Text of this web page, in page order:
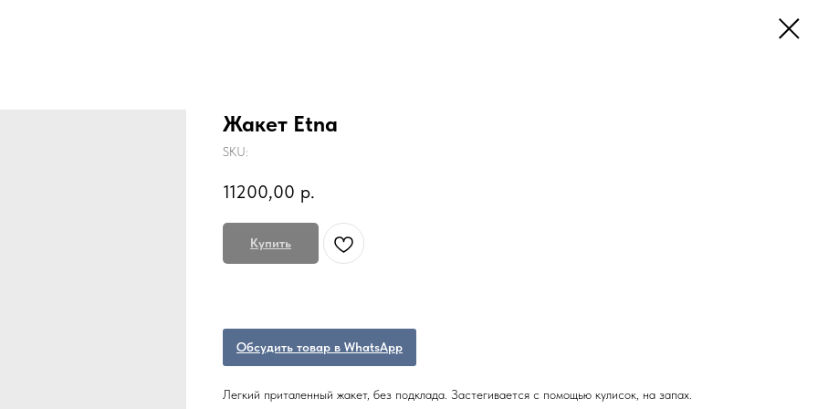
Жакет Etna
SKU:
11200,00 р.
Купить
Обсудить товар в WhatsApp
Легкий приталенный жакет, без подклада. Застегивается с помощью кулисок, на запах.